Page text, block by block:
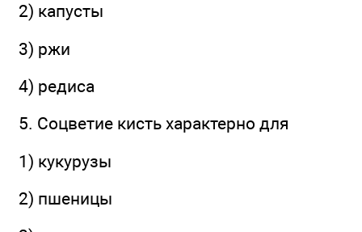
2) капусты
3) ржи
4) редиса
5. Соцветие кисть характерно для
1) кукурузы
2) пшеницы